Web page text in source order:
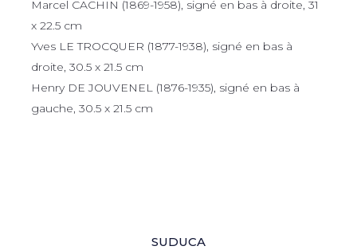
Marcel CACHIN (1869-1958), signé en bas à droite, 31
x 22.5 cm
Yves LE TROCQUER (1877-1938), signé en bas à
droite, 30.5 x 21.5 cm
Henry DE JOUVENEL (1876-1935), signé en bas à
gauche, 30.5 x 21.5 cm
SUDUCA